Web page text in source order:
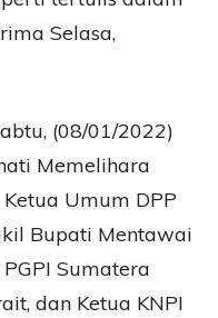
Selasa,
(08/01/2022)
Memelihara
Ketua Umum DPP
Bupati Mentawai
Sumatera
dan Ketua KNPI